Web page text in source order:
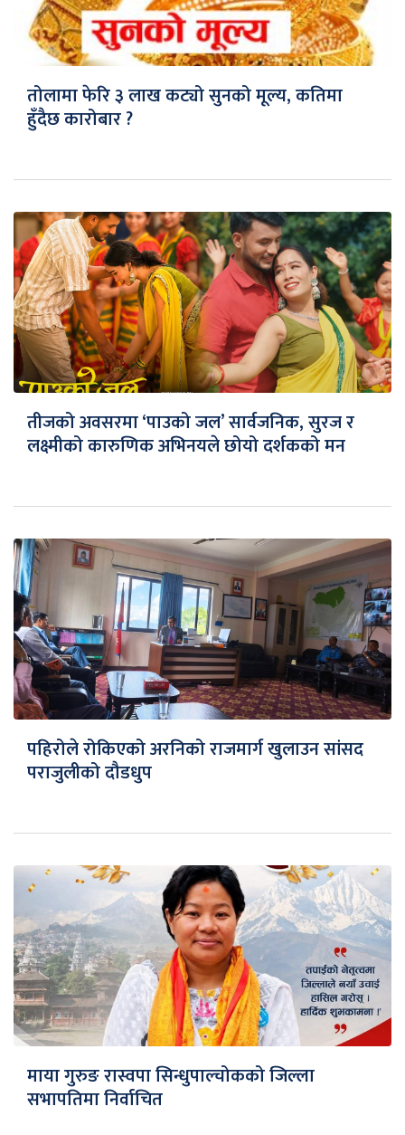
तोलामा फेरि ३ लाख कट्यो सुनको मूल्य, कतिमा
हुँदैछ कारोबार ?
तीजको अवसरमा ‘पाउको जल’ सार्वजनिक, सुरज र
लक्ष्मीको कारुणिक अभिनयले छोयो दर्शकको मन
पहिरोले रोकिएको अरनिको राजमार्ग खुलाउन सांसद
पराजुलीको दौडधुप
माया गुरुङ रास्वपा सिन्धुपाल्चोकको जिल्ला
सभापतिमा निर्वाचित